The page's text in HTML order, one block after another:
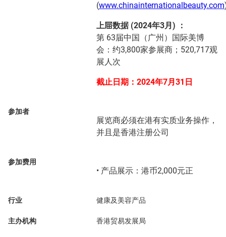
(www.chinainternationalbeauty.com
上屇数据 (2024年3月) ：
第 63届中国（广州）国际美博
会：约3,800家参展商；520,717观
展人次
截止日期：2024年7月31日
参加者
展览商必须在港有实质业务操作，
并且是香港注册公司
参加费用
• 产品展示：港币2,000元正
行业 健康及美容产品
主办机构 香港贸易发展局